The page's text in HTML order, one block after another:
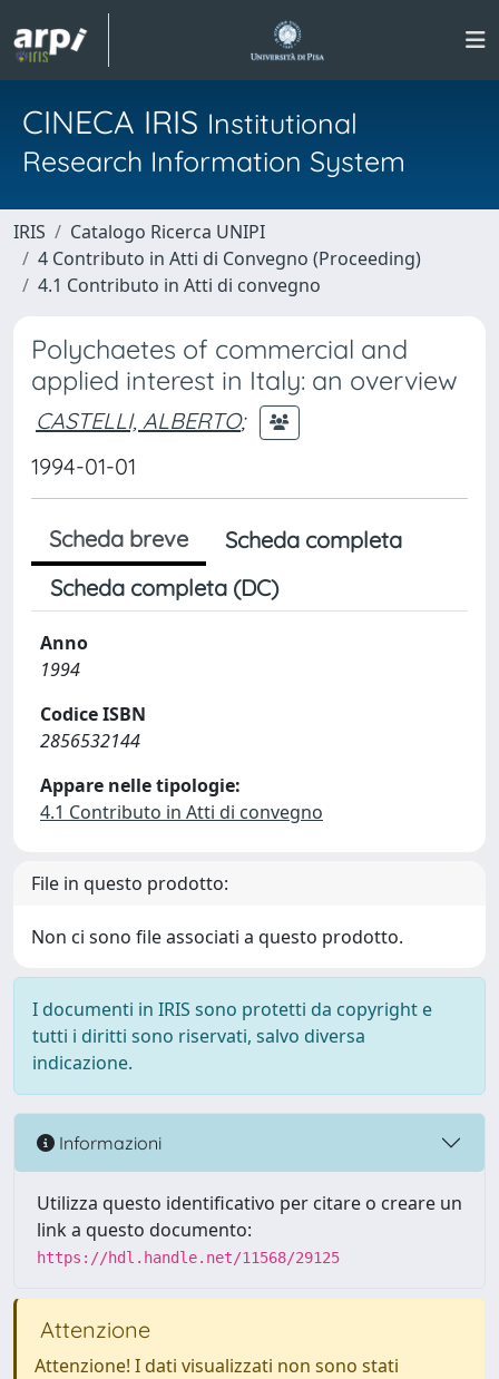
CINECA IRIS Institutional
Research Information System
IRIS
Catalogo Ricerca UNIPI
4 Contributo in Atti di Convegno (Proceeding)
4.1 Contributo in Atti di convegno
Polychaetes of commercial and
applied interest in Italy: an overview
CASTELLI, ALBERTO;
1994-01-01
Scheda breve
Scheda completa
Scheda completa (DC)
Anno
1994
Codice ISBN
2856532144
Appare nelle tipologie:
4.1 Contributo in Atti di convegno
File in questo prodotto:
Non ci sono file associati a questo prodotto.
I documenti in IRIS sono protetti da copyright e
tutti i diritti sono riservati, salvo diversa
indicazione.
Informazioni
Utilizza questo identificativo per citare o creare un
link a questo documento:
https://hdl.handle.net/11568/29125
Attenzione
Attenzione! I dati visualizzati non sono stati